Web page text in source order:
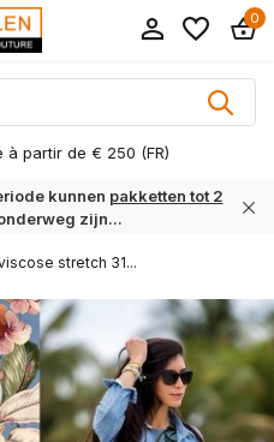
0
1 à 3 jours ouvrables
kunnen pakketten tot 2
zijn...
stretch 31...